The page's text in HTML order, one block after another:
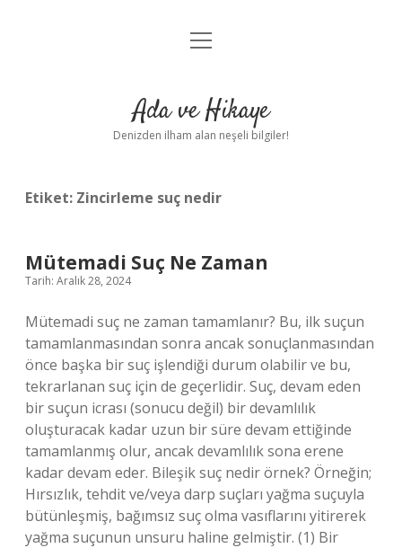
Anasayfa
Yasal Uyarı
menüyü
Ada ve Hikaye
Denizden ilham alan neşeli bilgiler!
Etiket: Zincirleme suç nedir
Mütemadi Suç Ne Zaman
Tarih: Aralık 28, 2024
Mütemadi suç ne zaman tamamlanır? Bu, ilk suçun
tamamlanmasından sonra ancak sonuçlanmasından
önce başka bir suç işlendiği durum olabilir ve bu,
tekrarlanan suç için de geçerlidir. Suç, devam eden
bir suçun icrası (sonucu değil) bir devamlılık
oluşturacak kadar uzun bir süre devam ettiğinde
tamamlanmış olur, ancak devamlılık sona erene
kadar devam eder. Bileşik suç nedir örnek? Örneğin;
Hırsızlık, tehdit ve/veya darp suçları yağma suçuyla
bütünleşmiş, bağımsız suç olma vasıflarını yitirerek
yağma suçunun unsuru haline gelmiştir. (1) Bir